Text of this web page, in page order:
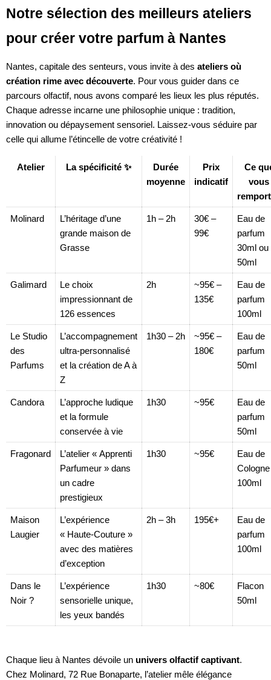
Notre sélection des meilleurs ateliers
pour créer votre parfum à Nantes
Nantes, capitale des senteurs, vous invite à des ateliers où
création rime avec découverte. Pour vous guider dans ce
parcours olfactif, nous avons comparé les lieux les plus réputés.
Chaque adresse incarne une philosophie unique : tradition,
innovation ou dépaysement sensoriel. Laissez-vous séduire par
celle qui allume l’étincelle de votre créativité !
Atelier La spécificité ✨
Durée
moyenne
Prix
indicatif
Ce
vous
Molinard
L’héritage d’une
grande maison de
Grasse
1h – 2h
30€ –
99€
Eau de
parfum
30ml ou
50ml
Galimard
Le choix
impressionnant de
126 essences
2h
~95€ –
135€
Eau de
parfum
100ml
Le Studio
des
Parfums
L’accompagnement
ultra-personnalisé
et la création de A à
Z
1h30 – 2h
~95€ –
180€
Eau de
parfum
50ml
Candora
L’approche ludique
et la formule
conservée à vie
1h30 ~95€
Eau de
parfum
50ml
Fragonard
L’atelier « Apprenti
Parfumeur » dans
un cadre
prestigieux
1h30 ~95€
Eau de
Cologne
100ml
Maison
Laugier
L’expérience
« Haute-Couture »
avec des matières
d’exception
2h – 3h 195€+
Eau de
parfum
100ml
Dans le
Noir ?
L’expérience
sensorielle unique,
les yeux bandés
1h30 ~80€
Flacon
50ml
Chaque lieu à Nantes dévoile un univers olfactif captivant.
Chez Molinard, 72 Rue Bonaparte, l’atelier mêle élégance